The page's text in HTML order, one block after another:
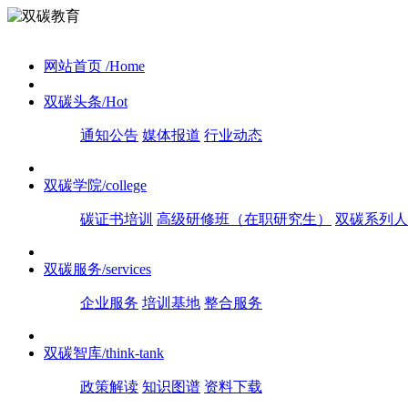
网站首页 /Home
双碳头条/Hot
通知公告 媒体报道 行业动态
双碳学院/college
碳证书培训 高级研修班（在职研究生） 双碳系列
双碳服务/services
企业服务 培训基地 整合服务
双碳智库/think-tank
政策解读 知识图谱 资料下载